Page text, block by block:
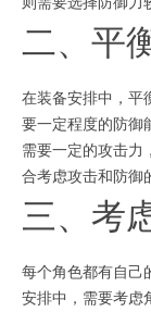
二、平
在装备安排中，平
要一定程度的防御
需要一定的攻击力
合考虑攻击和防御
三、考
每个角色都有自己
安排中，需要考虑